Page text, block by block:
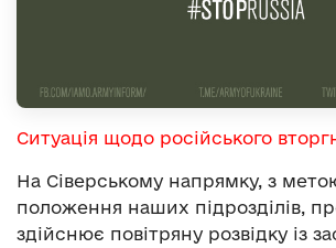
Ситуація щодо російського
На Сіверському напрямку, з
положення наших підрозділів,
здійснює повітряну розвідку із